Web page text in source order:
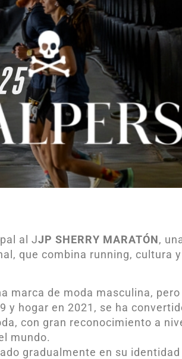
al JJP SHERRY MARATÓN,
que combina running, cultura y
marca de moda masculina,
y hogar en 2021, se ha
con gran reconocimiento a
mundo.
gradualmente en su